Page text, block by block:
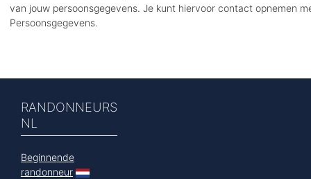
van jouw persoonsgegevens. Je kunt hiervoor contact opnemen
Persoonsgegevens.
RANDONNEURS
NL
Beginnende
randonneur